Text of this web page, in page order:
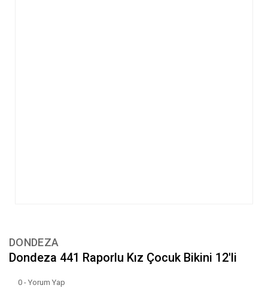
DONDEZA
Dondeza 441 Raporlu Kız Çocuk Bikini 12'li
0 - Yorum Yap